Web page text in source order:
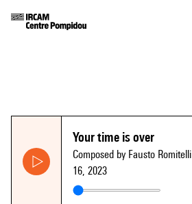
Your time is over
Composed by Fausto Romitelli
16, 2023